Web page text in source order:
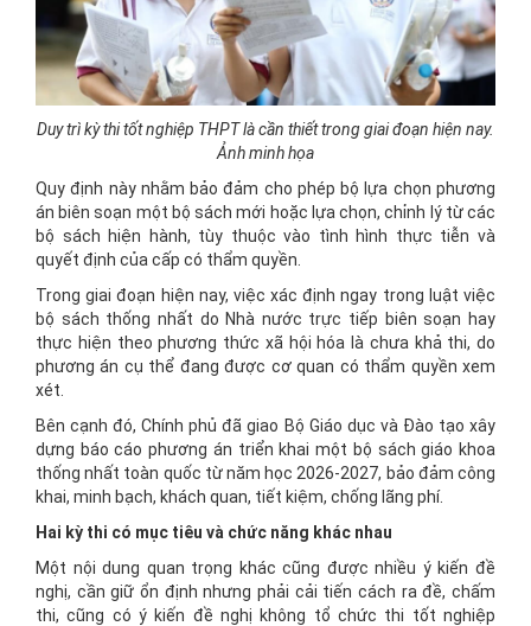
Duy trì kỳ thi tốt nghiệp THPT là cần thiết trong giai đoạn hiện nay.
Ảnh minh họa
Quy định này nhằm bảo đảm cho phép bộ lựa chọn phương
án biên soạn một bộ sách mới hoặc lựa chọn, chỉnh lý từ các
bộ sách hiện hành, tùy thuộc vào tình hình thực tiễn và
quyết định của cấp có thẩm quyền.
Trong giai đoạn hiện nay, việc xác định ngay trong luật việc
bộ sách thống nhất do Nhà nước trực tiếp biên soạn hay
thực hiện theo phương thức xã hội hóa là chưa khả thi, do
phương án cụ thể đang được cơ quan có thẩm quyền xem
xét.
Bên cạnh đó, Chính phủ đã giao Bộ Giáo dục và Đào tạo xây
dựng báo cáo phương án triển khai một bộ sách giáo khoa
thống nhất toàn quốc từ năm học 2026-2027, bảo đảm công
khai, minh bạch, khách quan, tiết kiệm, chống lãng phí.
Hai kỳ thi có mục tiêu và chức năng khác nhau
Một nội dung quan trọng khác cũng được nhiều ý kiến đề
nghị, cần giữ ổn định nhưng phải cải tiến cách ra đề, chấm
thi, cũng có ý kiến đề nghị không tổ chức thi tốt nghiệp